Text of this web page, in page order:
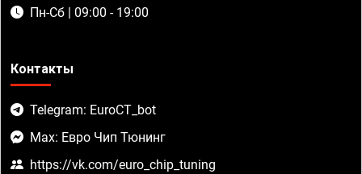
Пн-Сб | 09:00 - 19:00
Контакты
Telegram: EuroCT_bot
Max: Евро Чип Тюнинг
https://vk.com/euro_chip_tuning